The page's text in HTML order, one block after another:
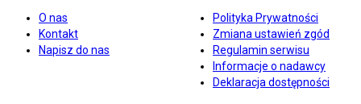
O nas
Kontakt
Napisz do nas
Polityka Prywatności
Zmiana ustawień zgód
Regulamin serwisu
Informacje o nadawcy
Deklaracja dostępności